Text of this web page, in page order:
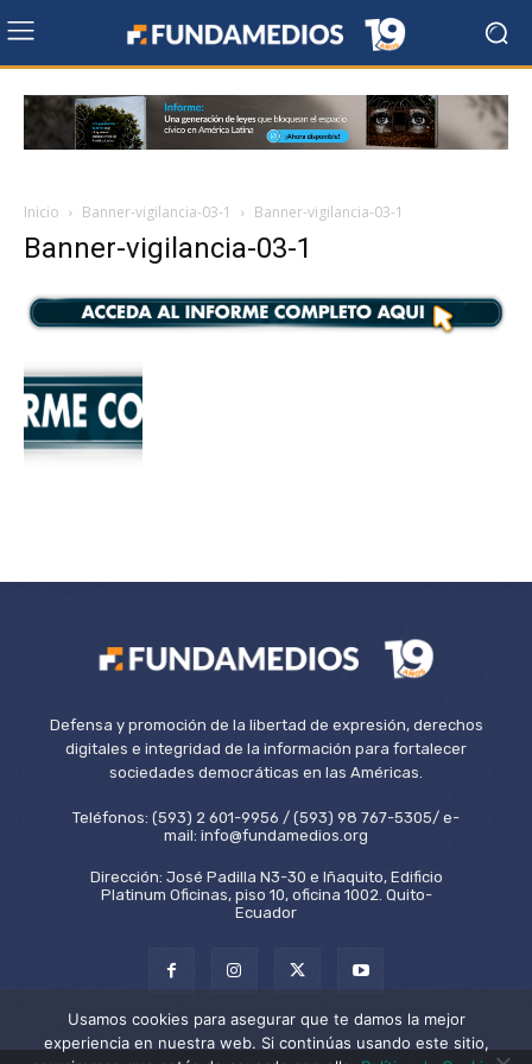
Inicio Banner-vigilancia-03-1 Banner-vigilancia-03-1
Banner-vigilancia-03-1
Defensa y promoción de la libertad de expresión, derechos
digitales e integridad de la información para fortalecer
sociedades democráticas en las Américas.
Teléfonos: (593) 2 601-9956 / (593) 98 767-5305/ e-
mail: info@fundamedios.org
Dirección: José Padilla N3-30 e Iñaquito, Edificio
Platinum Oficinas, piso 10, oficina 1002. Quito-
Ecuador
Usamos cookies para asegurar que te damos la mejor
experiencia en nuestra web. Si continúas usando este sitio,